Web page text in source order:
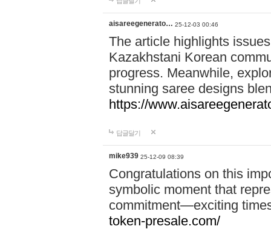
aisareegenerato… 25-12-03 00:46
The article highlights
Kazakhstani Korean
progress. Meanwhile,
stunning saree designs
https://
답글달기
mike939 25-12-09 08:39
Congratulations on this
symbolic moment that
commitment—exciting
token-presale.com/